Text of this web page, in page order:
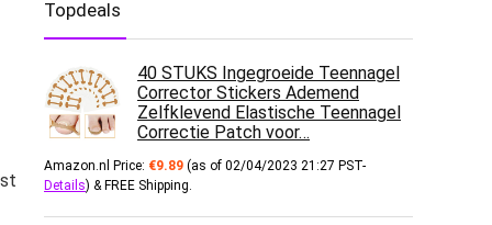
Topdeals
40 STUKS Ingegroeide Teennagel
Corrector Stickers Ademend
Zelfklevend Elastische Teennagel
Correctie Patch voor…
Amazon.nl Price: €9.89 (as of 02/04/2023 21:27 PST-
Details) & FREE Shipping.